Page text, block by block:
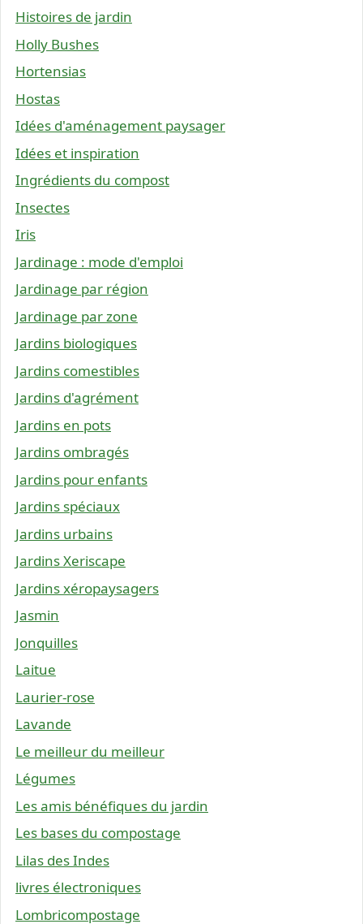
Histoires de jardin
Holly Bushes
Hortensias
Hostas
Idées d'aménagement paysager
Idées et inspiration
Ingrédients du compost
Insectes
Iris
Jardinage : mode d'emploi
Jardinage par région
Jardinage par zone
Jardins biologiques
Jardins comestibles
Jardins d'agrément
Jardins en pots
Jardins ombragés
Jardins pour enfants
Jardins spéciaux
Jardins urbains
Jardins Xeriscape
Jardins xéropaysagers
Jasmin
Jonquilles
Laitue
Laurier-rose
Lavande
Le meilleur du meilleur
Légumes
Les amis bénéfiques du jardin
Les bases du compostage
Lilas des Indes
livres électroniques
Lombricompostage